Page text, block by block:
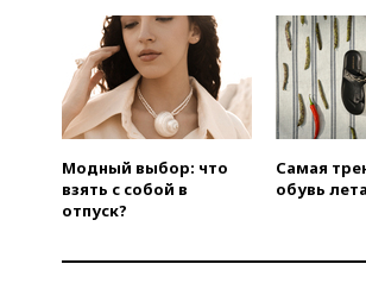
Модный выбор: что
взять с собой в
отпуск?
Самая
обувь